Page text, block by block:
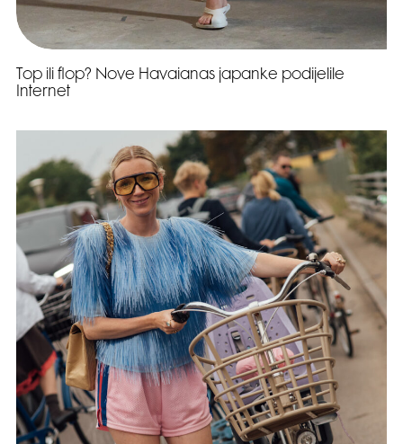
Top ili flop? Nove Havaianas japanke podijelile
Internet